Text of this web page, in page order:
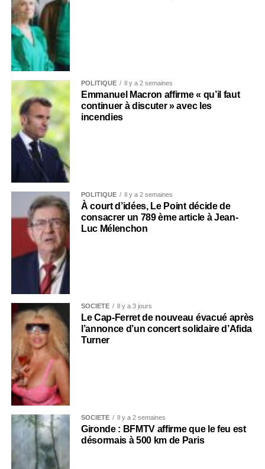
POLITIQUE Il y a 2 semaines
Emmanuel Macron affirme « qu’il faut
continuer à discuter » avec les
incendies
POLITIQUE Il y a 2 semaines
À court d’idées, Le Point décide de
consacrer un 789 ème article à Jean-
Luc Mélenchon
SOCIÉTÉ Il y a 3 jours
Le Cap-Ferret de nouveau évacué après
l’annonce d’un concert solidaire d’Afida
Turner
SOCIÉTÉ Il y a 2 semaines
Gironde : BFMTV affirme que le feu est
désormais à 500 km de Paris